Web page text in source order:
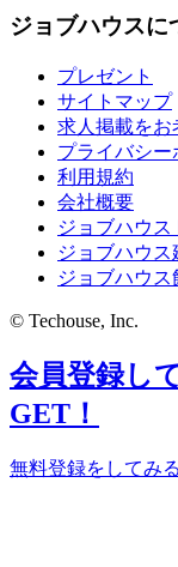
ジョブハウスに
プレゼント
サイトマップ
求人掲載をお
プライバシー
利用規約
会社概要
ジョブハウ
ジョブハウス
ジョブハウス
© Techouse, Inc.
会員登録し
GET！
無料登録をしてみる